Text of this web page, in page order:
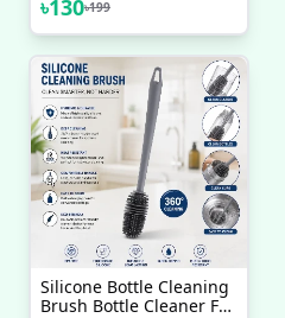
With Handle Stainless
Steel Garlic Crusher
Press Chopper With
Handle
৳130৳199
Silicone Bottle Cleaning
Brush Bottle Cleaner For